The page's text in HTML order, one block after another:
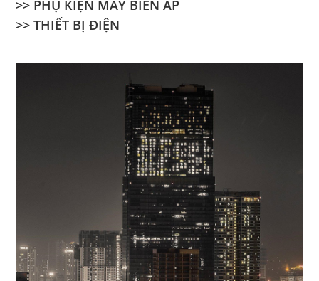
>> PHỤ KIỆN MÁY BIẾN ÁP
>> THIẾT BỊ ĐIỆN